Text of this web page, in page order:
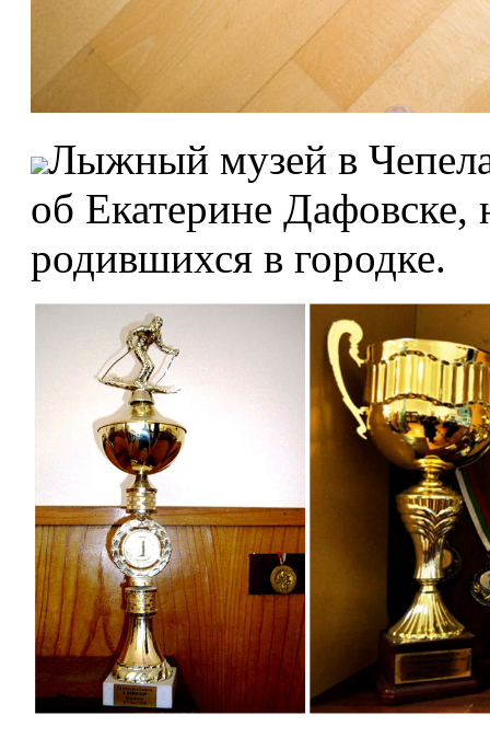
Лыжный музей в
об Екатерине Дафовске,
родившихся в городке.